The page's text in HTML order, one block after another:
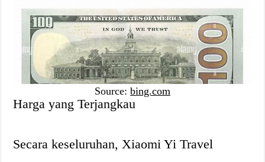
Source: bing.com
Harga yang Terjangkau
Secara keseluruhan, Xiaomi Yi Travel